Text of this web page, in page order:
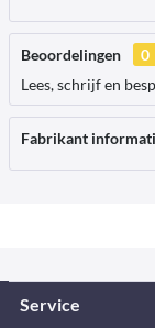
Beoordelingen
0
Lees, schrijf en
Fabrikant
Service